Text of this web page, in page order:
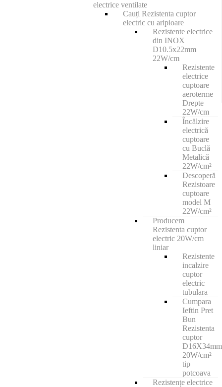
electrice ventilate
Cauți Rezistenta cuptor
electric cu aripioare
Rezistente electrice
din INOX
D10.5x22mm
22W/cm
Rezistente
electrice
cuptoare
aeroterme
Drepte
22W/cm
Încălzire
electrică
cuptoare
cu Buclă
Metalică
22W/cm²
Descoperă
Rezistoare
cuptoare
model M
22W/cm²
Producem
Rezistenta cuptor
electric 20W/cm
liniar
Rezistente
incalzire
cuptor
electric
tubulara
Cumpara
Ieftin Pret
Bun
Rezistenta
cuptor
D16X34mm
20W/cm²
tip
potcoava
Rezistențe electrice